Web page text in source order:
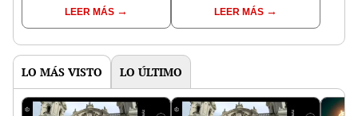
LEER MÁS LEER MÁS
LO MÁS VISTO LO ÚLTIMO